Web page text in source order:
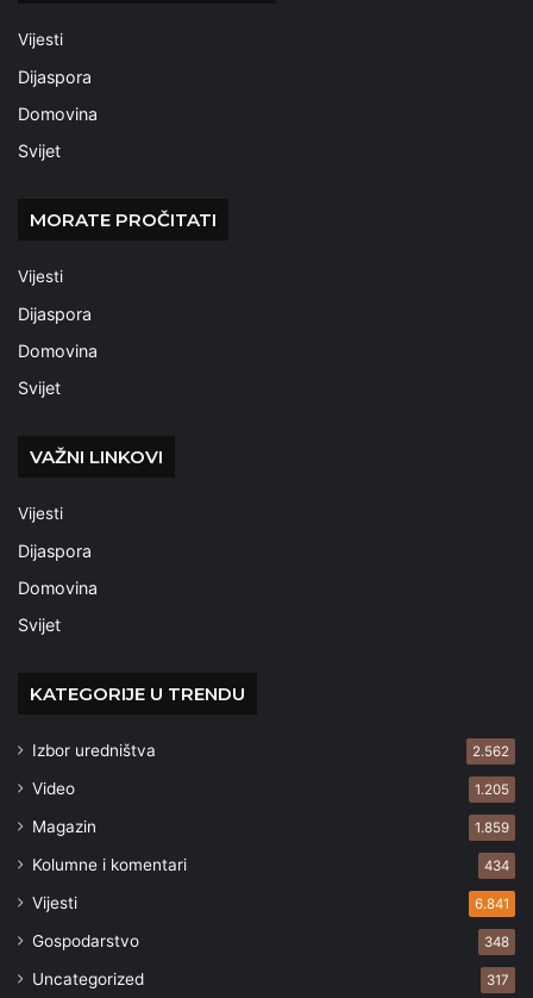
Vijesti
Dijaspora
Domovina
Svijet
MORATE PROČITATI
Vijesti
Dijaspora
Domovina
Svijet
VAŽNI LINKOVI
Vijesti
Dijaspora
Domovina
Svijet
KATEGORIJE U TRENDU
Izbor uredništva 2.562
Video 1.205
Magazin 1.859
Kolumne i komentari 434
Vijesti 6.841
Gospodarstvo 348
Uncategorized 317